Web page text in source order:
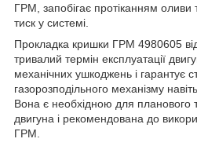
ГРМ, запобігає протіканням
тиск у системі.
Прокладка кришки ГРМ 4980605
тривалий термін експлуатації
механічних ушкоджень і гарантує
газорозподільного механізму
Вона є необхідною для планового
двигуна і рекомендована до
ГРМ.